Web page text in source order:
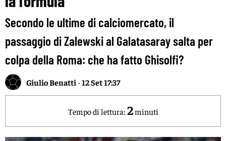
Secondo le ultime di calciomercato, il
passaggio di Zalewski al Galatasaray salta per
colpa della Roma: che ha fatto Ghisolfi?
Giulio Benatti -12 Set 17:37
Tempo di lettura: 2minuti